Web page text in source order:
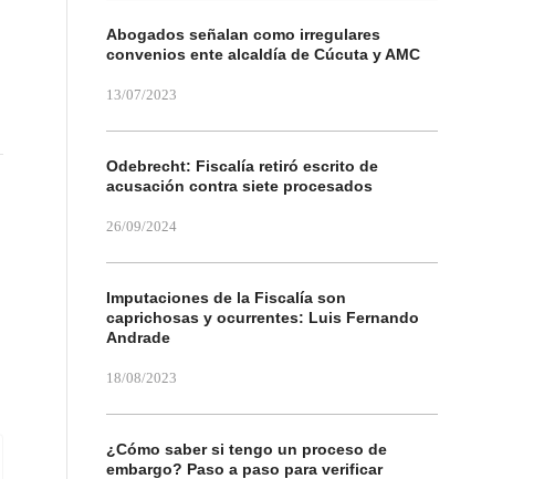
Abogados señalan como irregulares
convenios ente alcaldía de Cúcuta y AMC
13/07/2023
Odebrecht: Fiscalía retiró escrito de
acusación contra siete procesados
26/09/2024
Imputaciones de la Fiscalía son
caprichosas y ocurrentes: Luis Fernando
Andrade
18/08/2023
¿Cómo saber si tengo un proceso de
embargo? Paso a paso para verificar